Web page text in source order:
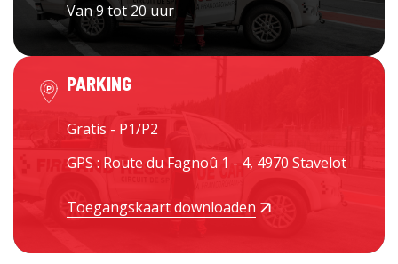
Van 9 tot 20 uur
PARKING
Gratis - P1/P2
GPS : Route du Fagnoû 1 - 4, 4970 Stavelot
Toegangskaart downloaden